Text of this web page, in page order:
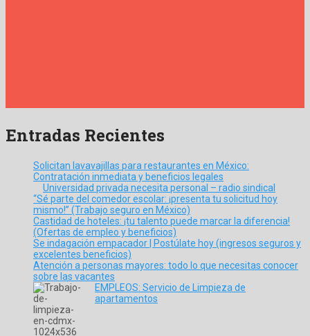
Entradas Recientes
Solicitan lavavajillas para restaurantes en México:
Contratación inmediata y beneficios legales
Universidad privada necesita personal – radio sindical
“Sé parte del comedor escolar: ¡presenta tu solicitud hoy
mismo!” (Trabajo seguro en México)
Castidad de hoteles: ¡tu talento puede marcar la diferencia!
(Ofertas de empleo y beneficios)
Se indagación empacador | Postúlate hoy (ingresos seguros y
excelentes beneficios)
Atención a personas mayores: todo lo que necesitas conocer
sobre las vacantes
EMPLEOS: Servicio de Limpieza de
apartamentos